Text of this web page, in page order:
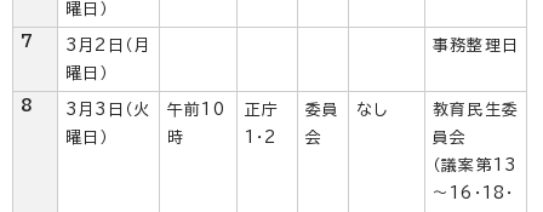
曜日）
7
3月2日（月
曜日）
事務整理日
8
3月3日（火
曜日）
午前10
時
正庁
1・2
委員
会
なし
教育民生委
員会
（議案第13
～16・18・